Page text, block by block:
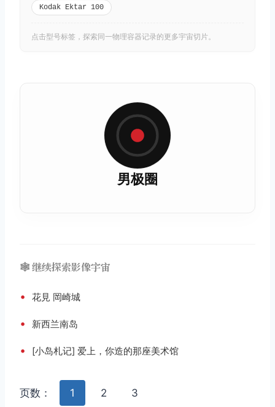
Kodak Ektar 100
点击型号标签，探索同一物理容器记录的更多宇宙切片。
男极圈
🕸️ 继续探索影像宇宙
• 花見 岡崎城
• 新西兰南岛
• [小岛札记] 爱上，你造的那座美术馆
页数： 1 2 3